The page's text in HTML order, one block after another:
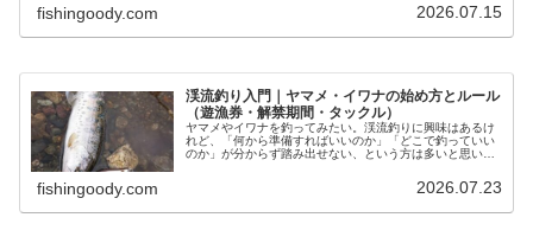
fishingoody.com 2026.07.15
渓流釣り入門｜ヤマメ・イワナの始め方とルール
（遊漁券・解禁期間・タックル）
ヤマメやイワナを釣ってみたい。渓流釣りに興味はあるけ
れど、「何から準備すればいいのか」「どこで釣っていい
のか」が分からず踏み出せない、という方は多いと思いま
fishingoody.com 2026.07.23